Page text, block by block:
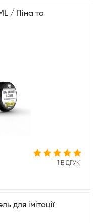
/ Піна та
1 ВІДГУК
для імітації